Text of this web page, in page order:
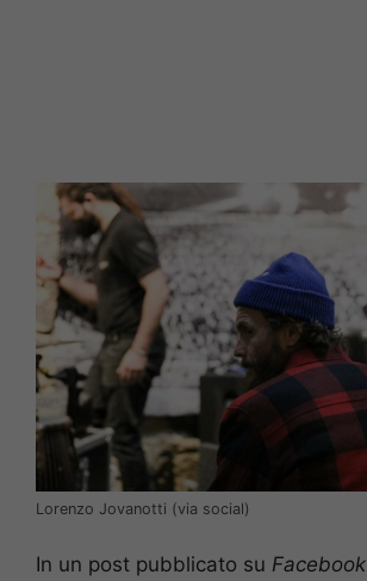
Lorenzo Jovanotti (via social)
In un post pubblicato su Facebook